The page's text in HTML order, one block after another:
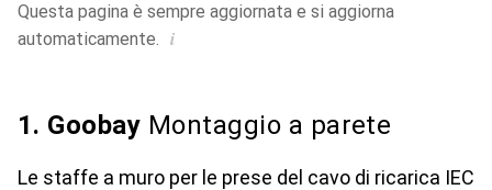
Questa pagina è sempre aggiornata e si aggiorna
automaticamente. i
1. Goobay Montaggio a parete
Le staffe a muro per le prese del cavo di ricarica IEC